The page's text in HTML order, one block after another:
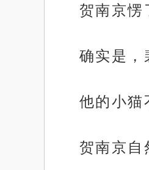
贺南京愣
确实是，
他的小猫
贺南京自